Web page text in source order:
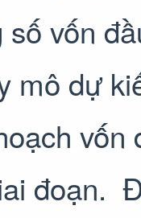
số vốn
mô dự
đoạn.